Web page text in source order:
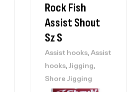
Rock Fish
Assist Shout
Sz S
Assist hooks, Assist
hooks, Jigging,
Shore Jigging